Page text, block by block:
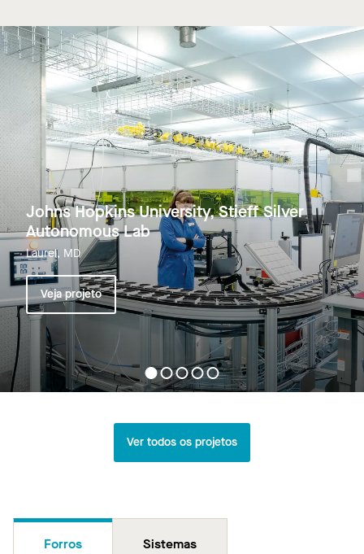
Johns Hopkins University, Stieff Silver
Autonomous Lab
Laurel, MD
Veja projeto
Ver todos os projetos
Forros Sistemas